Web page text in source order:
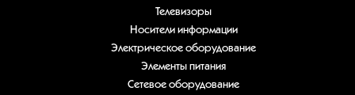
Телевизоры
Носители информации
Электрическое оборудование
Элементы питания
Сетевое оборудование